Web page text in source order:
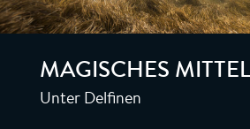
MAGISCHES
Unter Delfinen